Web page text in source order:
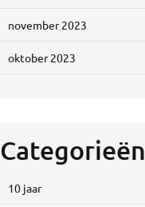
november 2023
oktober 2023
Categorieën
10 jaar